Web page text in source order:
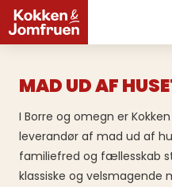
MAD UD AF
I Borre og omegn er
leverandør af mad ud af
familiefred og fællesskab
klassiske og velsmagende